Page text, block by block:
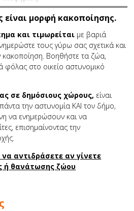
μορφή κακοποίησης.
και τιμωρείται με βαριά
τους γύρω σας σχετικά και
κακοποίηση. Βοηθήστε τα ζώα,
φόλας στο οικείο αστυνομικό
σε δημόσιους χώρους, είναι
την αστυνομία ΚΑΙ τον δήμο,
να ενημερώσουν και να
επισημαίνοντας την
αντιδράσετε αν γίνετε
ή θανάτωσης ζώου